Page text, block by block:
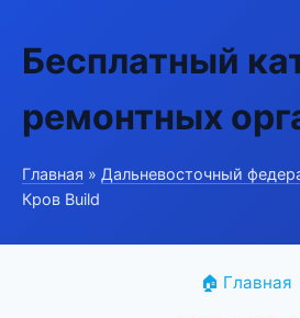
Бесплатный
ремонтных
Главная » Дальневосточный
Кров Build
🏠 Главная